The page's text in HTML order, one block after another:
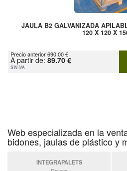
JAULA B2 GALVANIZADA
120 X 120 X
Precio anterior 690.00 €
A partir de: 89.70 €
SIN IVA
Web especializada en la
bidones, jaulas de plástico y
INTEGRAPALETS